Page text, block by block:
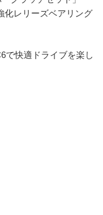
化レリーズベアリング
で快適ドライブを楽し